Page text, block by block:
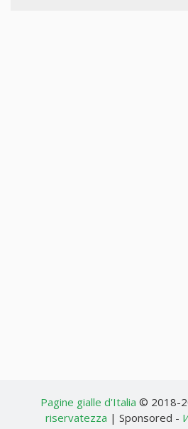
Pagine gialle d'Italia © 2018-
riservatezza | Sponsored -